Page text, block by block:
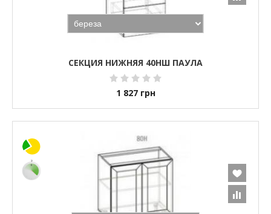
СЕКЦИЯ НИЖНЯЯ 40НШ ПАУЛА
1 827 грн